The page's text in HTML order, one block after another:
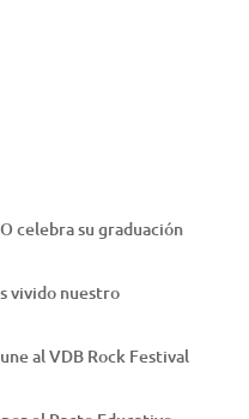
celebra su graduación
vivido nuestro
al VDB Rock Festival